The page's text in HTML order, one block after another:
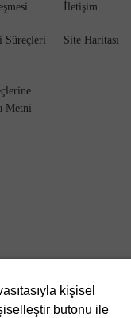
Süreçleri
Metni
İletişim
Site Haritası
kişisel
butonu ile